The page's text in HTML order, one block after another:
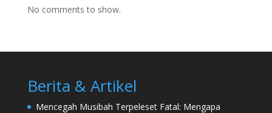
No comments to show.
Berita & Artikel
Mencegah Musibah Terpeleset Fatal: Mengapa